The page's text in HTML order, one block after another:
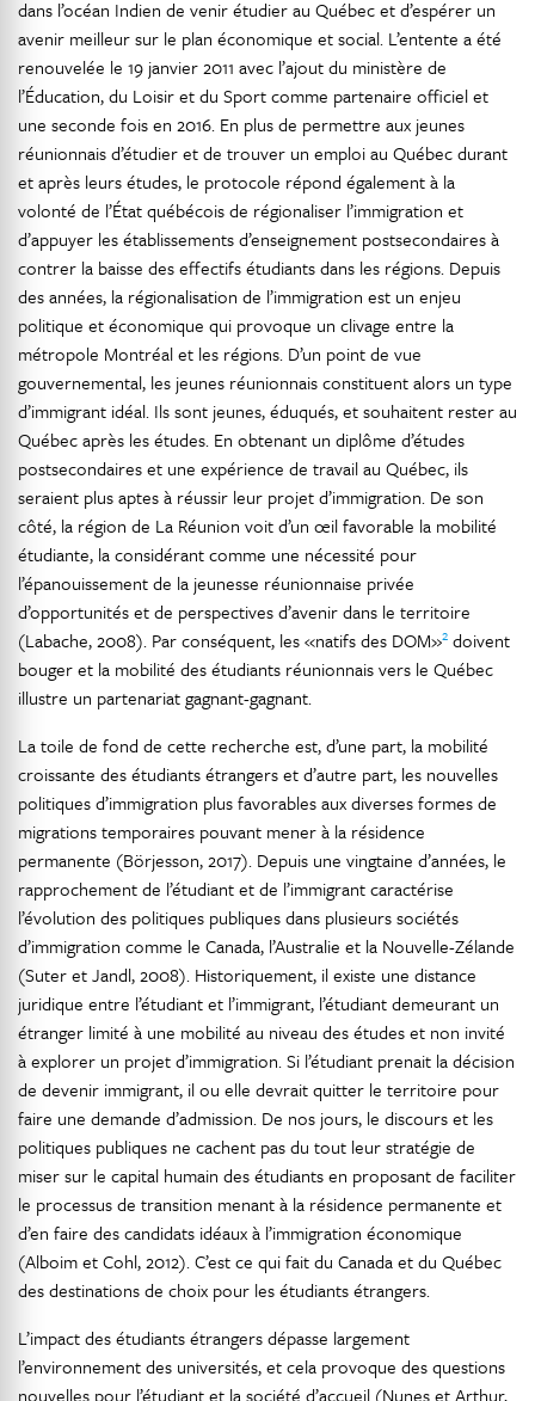
dans l’océan Indien de venir étudier au Québec et d’espérer un
avenir meilleur sur le plan économique et social. L’entente a été
renouvelée le 19 janvier 2011 avec l’ajout du ministère de
l’Éducation, du Loisir et du Sport comme partenaire officiel et
une seconde fois en 2016. En plus de permettre aux jeunes
réunionnais d’étudier et de trouver un emploi au Québec durant
et après leurs études, le protocole répond également à la
volonté de l’État québécois de régionaliser l’immigration et
d’appuyer les établissements d’enseignement postsecondaires à
contrer la baisse des effectifs étudiants dans les régions. Depuis
des années, la régionalisation de l’immigration est un enjeu
politique et économique qui provoque un clivage entre la
métropole Montréal et les régions. D’un point de vue
gouvernemental, les jeunes réunionnais constituent alors un type
d’immigrant idéal. Ils sont jeunes, éduqués, et souhaitent rester au
Québec après les études. En obtenant un diplôme d’études
postsecondaires et une expérience de travail au Québec, ils
seraient plus aptes à réussir leur projet d’immigration. De son
côté, la région de La Réunion voit d’un œil favorable la mobilité
étudiante, la considérant comme une nécessité pour
l’épanouissement de la jeunesse réunionnaise privée
d’opportunités et de perspectives d’avenir dans le territoire
(Labache, 2008). Par conséquent, les «natifs des DOM»2 doivent
bouger et la mobilité des étudiants réunionnais vers le Québec
illustre un partenariat gagnant-gagnant.
La toile de fond de cette recherche est, d’une part, la mobilité
croissante des étudiants étrangers et d’autre part, les nouvelles
politiques d’immigration plus favorables aux diverses formes de
migrations temporaires pouvant mener à la résidence
permanente (Börjesson, 2017). Depuis une vingtaine d’années, le
rapprochement de l’étudiant et de l’immigrant caractérise
l’évolution des politiques publiques dans plusieurs sociétés
d’immigration comme le Canada, l’Australie et la Nouvelle-Zélande
(Suter et Jandl, 2008). Historiquement, il existe une distance
juridique entre l’étudiant et l’immigrant, l’étudiant demeurant un
étranger limité à une mobilité au niveau des études et non invité
à explorer un projet d’immigration. Si l’étudiant prenait la décision
de devenir immigrant, il ou elle devrait quitter le territoire pour
faire une demande d’admission. De nos jours, le discours et les
politiques publiques ne cachent pas du tout leur stratégie de
miser sur le capital humain des étudiants en proposant de faciliter
le processus de transition menant à la résidence permanente et
d’en faire des candidats idéaux à l’immigration économique
(Alboim et Cohl, 2012). C’est ce qui fait du Canada et du Québec
des destinations de choix pour les étudiants étrangers.
L’impact des étudiants étrangers dépasse largement
l’environnement des universités, et cela provoque des questions
nouvelles pour l’étudiant et la société d’accueil (Nunes et Arthur,